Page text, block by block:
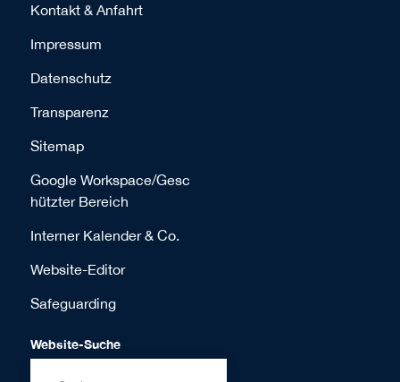
Kontakt & Anfahrt
Impressum
Datenschutz
Transparenz
Sitemap
Google Workspace/Gesc
hützter Bereich
Interner Kalender & Co.
Website-Editor
Safeguarding
Website-Suche